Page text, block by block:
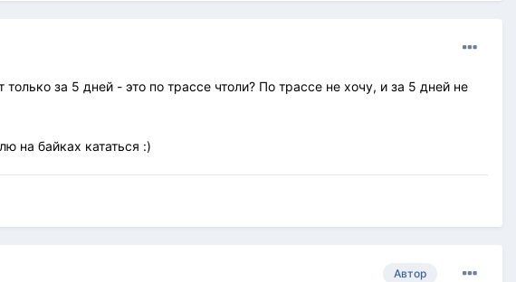
за 5 дней - это по трассе чтоли? По трассе не хочу, и за 5 дней не
на байках кататься :)
Автор